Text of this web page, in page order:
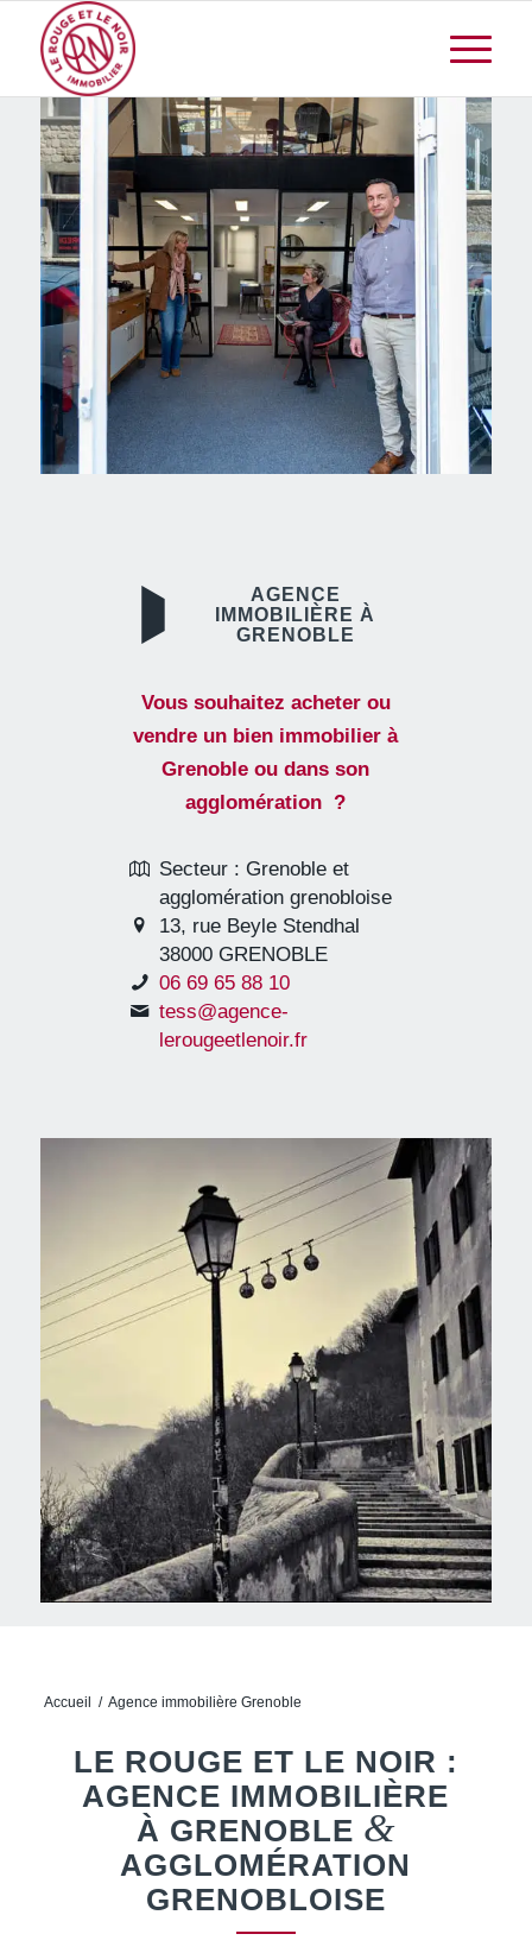
AGENCE
IMMOBILIÈRE À
GRENOBLE
Vous souhaitez acheter ou
vendre un bien immobilier à
Grenoble ou dans son
agglomération ?
Secteur : Grenoble et
agglomération grenobloise
13, rue Beyle Stendhal
38000 GRENOBLE
06 69 65 88 10
tess@agence-
lerougeetlenoir.fr
Accueil / Agence immobilière Grenoble
LE ROUGE ET LE NOIR :
AGENCE IMMOBILIÈRE
À GRENOBLE &
AGGLOMÉRATION
GRENOBLOISE